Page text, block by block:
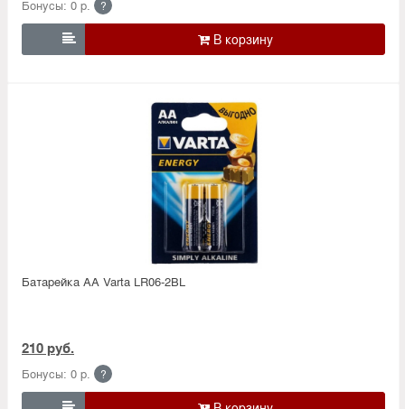
Бонусы: 0 р. ?

Батарейка АА Varta LR06-2BL
210 руб.
Бонусы: 0 р. ?